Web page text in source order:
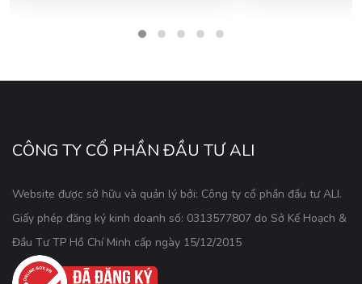
CÔNG TY CỔ PHẦN ĐẦU TƯ ALI
Website được sở hữu và quản lý bởi: Công ty cổ phần đầu tư ALI.
Giấy phép đăng ký kinh doanh số: 0313577807 do Sở Kế Hoạch &
Đầu Tư TP Hồ Chí Minh cấp ngày 15/12/2015